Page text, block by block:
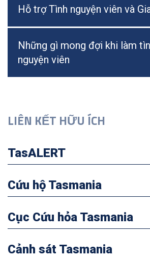
Hỗ trợ Tình nguyện viên và
Những gì mong đợi khi làm
nguyện viên
LIÊN KẾT HỮU ÍCH
TasALERT
Cứu hộ Tasmania
Cục Cứu hỏa Tasmania
Cảnh sát Tasmania